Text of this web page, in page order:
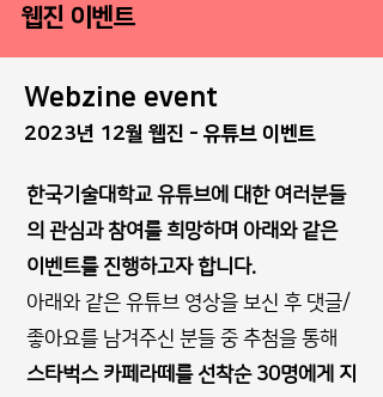
웹진 이벤트
Webzine event
2023년 12월 웹진 - 유튜브 이벤트
한국기술대학교 유튜브에 대한 여러분들
의 관심과 참여를 희망하며 아래와 같은
이벤트를 진행하고자 합니다.
아래와 같은 유튜브 영상을 보신 후 댓글/
좋아요를 남겨주신 분들 중 추첨을 통해
스타벅스 카페라떼를 선착순 30명에게 지